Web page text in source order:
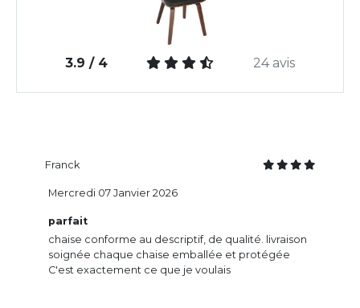
3.9 / 4 24 avis
Franck
parfait
chaise conforme au descriptif, de qualité. livraison
soignée chaque chaise emballée et protégée
C'est exactement ce que je voulais
Mercredi 07 Janvier 2026